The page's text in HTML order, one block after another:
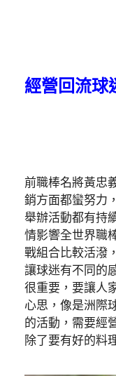
經營回流球
前職棒名將黃忠
銷方面都蠻努力
舉辦活動都有持
情影響全世界職
戰組合比較活潑
讓球迷有不同的
很重要，要讓人
心思，像是洲際
的活動，需要經
除了要有好的料